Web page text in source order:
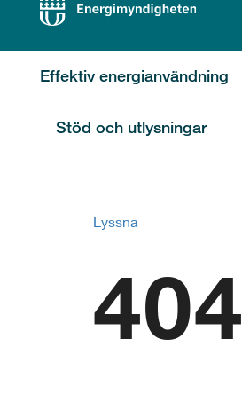
Effektiv energianvändning
Stöd och utlysningar
Lyssna
404